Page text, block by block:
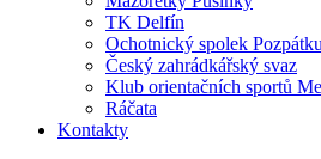
TK Delfín
Ochotnický spolek Pozpátku
Český zahrádkářský svaz
Klub orientačních sportů
Ráčata
Kontakty